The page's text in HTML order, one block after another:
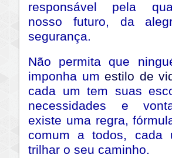
responsável pela
nosso futuro, da
segurança.
Não permita que
imponha um estilo de
cada um tem suas
necessidades e
existe uma regra,
comum a todos, cada
trilhar o seu caminho.